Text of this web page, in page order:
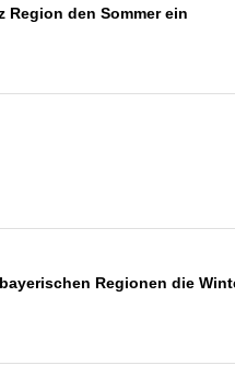
den Sommer ein
Regionen die